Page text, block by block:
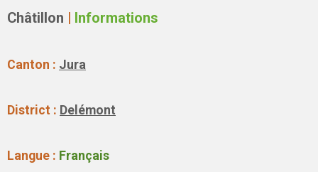
Châtillon | Informations
Canton : Jura
District : Delémont
Langue : Français